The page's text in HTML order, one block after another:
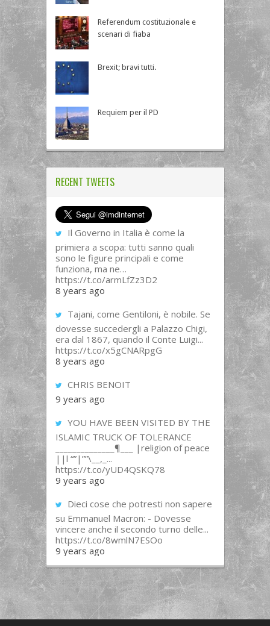
Referendum costituzionale e
scenari di fiaba
Brexit; bravi tutti.
Requiem per il PD
RECENT TWEETS
Il Governo in Italia è come la
primiera a scopa: tutti sanno quali
sono le figure principali e come
funziona, ma ne…
https://t.co/armLfZz3D2
8 years ago
Tajani, come Gentiloni, è nobile. Se
dovesse succedergli a Palazzo Chigi,
era dal 1867, quando il Conte Luigi...
https://t.co/x5gCNARpgG
8 years ago
CHRIS BENOIT
9 years ago
YOU HAVE BEEN VISITED BY THE
ISLAMIC TRUCK OF TOLERANCE
______________¶___ |religion of peace
||l “”|””\__,_...
https://t.co/yUD4QSKQ78
9 years ago
Dieci cose che potresti non sapere
su Emmanuel Macron: - Dovesse
vincere anche il secondo turno delle...
https://t.co/8wmlN7ESOo
9 years ago